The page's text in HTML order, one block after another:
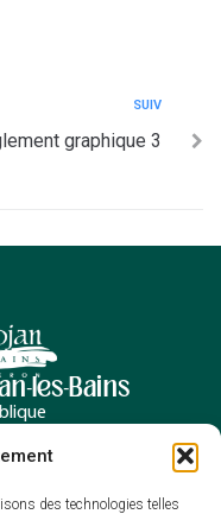
des technologies telles
SUIV
graphique 3
les-Bains
Bains